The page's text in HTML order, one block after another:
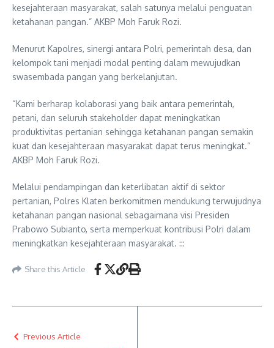
kesejahteraan masyarakat, salah satunya melalui penguatan
ketahanan pangan.” AKBP Moh Faruk Rozi.
Menurut Kapolres, sinergi antara Polri, pemerintah desa, dan
kelompok tani menjadi modal penting dalam mewujudkan
swasembada pangan yang berkelanjutan.
“Kami berharap kolaborasi yang baik antara pemerintah,
petani, dan seluruh stakeholder dapat meningkatkan
produktivitas pertanian sehingga ketahanan pangan semakin
kuat dan kesejahteraan masyarakat dapat terus meningkat.”
AKBP Moh Faruk Rozi.
Melalui pendampingan dan keterlibatan aktif di sektor
pertanian, Polres Klaten berkomitmen mendukung terwujudnya
ketahanan pangan nasional sebagaimana visi Presiden
Prabowo Subianto, serta memperkuat kontribusi Polri dalam
meningkatkan kesejahteraan masyarakat. :::
Share this Article
Previous Article